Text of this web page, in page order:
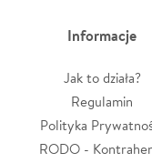
Informacje
Jak to działa?
Regulamin
Polityka
RODO -